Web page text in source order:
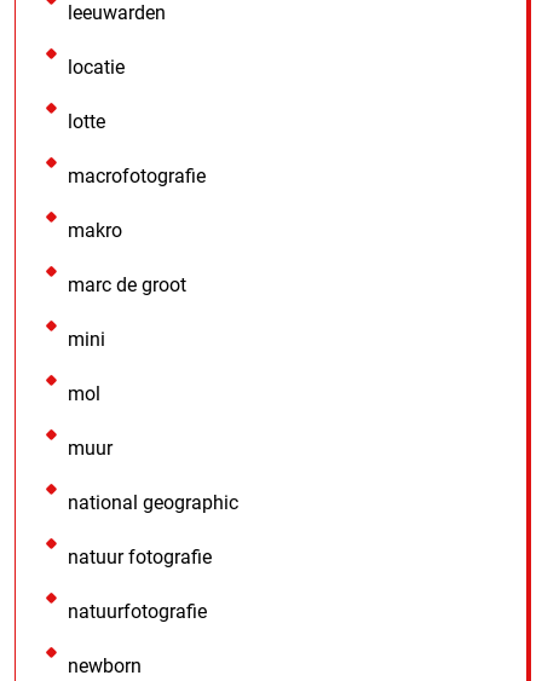
leeuwarden
locatie
lotte
macrofotografie
makro
marc de groot
mini
mol
muur
national geographic
natuur fotografie
natuurfotografie
newborn